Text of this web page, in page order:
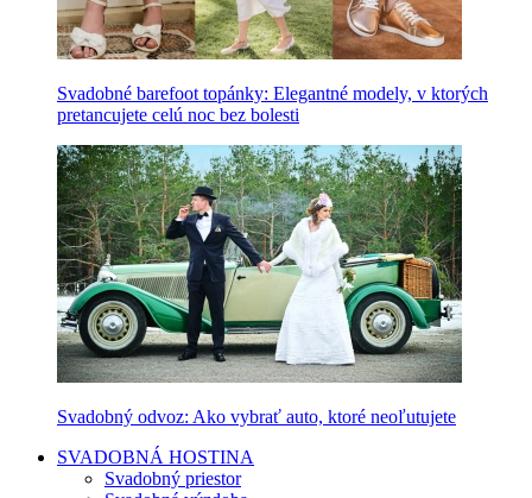
Svadobné barefoot topánky: Elegantné modely, v ktorých
pretancujete celú noc bez bolesti
Svadobný odvoz: Ako vybrať auto, ktoré neoľutujete
SVADOBNÁ HOSTINA
Svadobný priestor